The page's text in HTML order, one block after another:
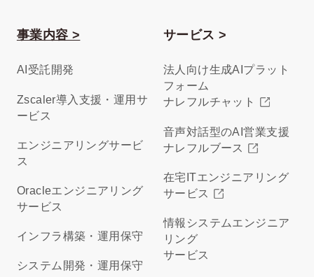
事業内容 >
AI受託開発
Zscaler導入支援・運用サ
ービス
エンジニアリングサービ
ス
Oracleエンジニアリング
サービス
インフラ構築・運用保守
システム開発・運用保守
サービス >
法人向け生成AIプラット
フォーム
ナレフルチャット
音声対話型のAI営業支援
ナレフルブース
在宅ITエンジニアリング
サービス
情報システムエンジニア
リング
サービス